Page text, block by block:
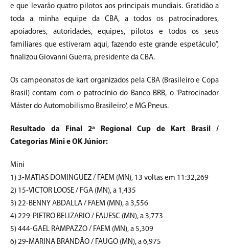
e que levarão quatro pilotos aos principais mundiais. Gratidão a
toda a minha equipe da CBA, a todos os patrocinadores,
apoiadores, autoridades, equipes, pilotos e todos os seus
familiares que estiveram aqui, fazendo este grande espetáculo”,
finalizou Giovanni Guerra, presidente da CBA.
Os campeonatos de kart organizados pela CBA (Brasileiro e Copa
Brasil) contam com o patrocínio do Banco BRB, o 'Patrocinador
Máster do Automobilismo Brasileiro', e MG Pneus.
Resultado da Final 2ª Regional Cup de Kart Brasil /
Categorias Mini e OK Júnior:
Mini
1) 3-MATIAS DOMINGUEZ / FAEM (MN), 13 voltas em 11:32,269
2) 15-VICTOR LOOSE / FGA (MN), a 1,435
3) 22-BENNY ABDALLA / FAEM (MN), a 3,556
4) 229-PIETRO BELIZARIO / FAUESC (MN), a 3,773
5) 444-GAEL RAMPAZZO / FAEM (MN), a 5,309
6) 29-MARINA BRANDÃO / FAUGO (MN), a 6,975